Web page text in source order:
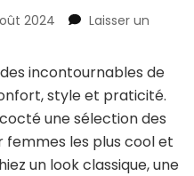
2024
Laisser un
incontournables de
style et praticité.
une sélection des
femmes les plus cool et
un look classique, une